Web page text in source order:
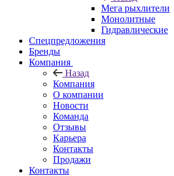
Мега рыхлители
Монолитные
Гидравлические
Спецпредложения
Бренды
Компания
Назад
Компания
О компании
Новости
Команда
Отзывы
Карьера
Контакты
Продажи
Контакты